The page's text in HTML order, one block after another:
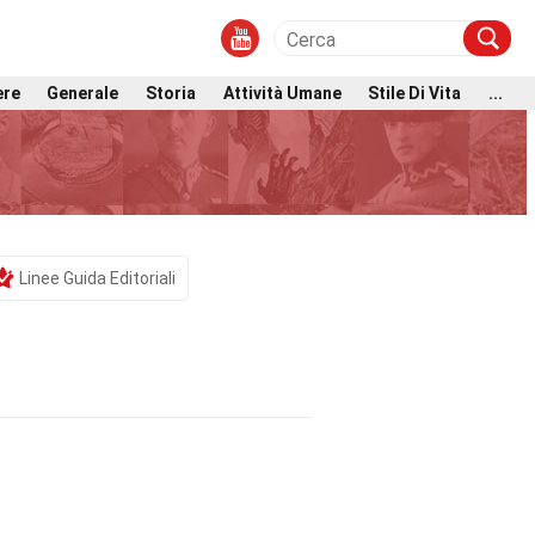
Generale Storia Attività Umane Stile Di Vita
...
Linee Guida Editoriali